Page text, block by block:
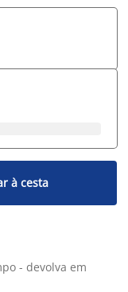
à cesta
- devolva em